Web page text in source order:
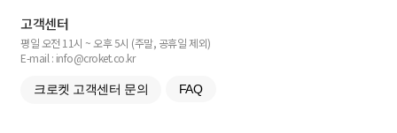
고객센터
평일 오전 11시 ~ 오후 5시 (주말, 공휴일 제외)
E-mail : info@croket.co.kr
크로켓 고객센터 문의 FAQ